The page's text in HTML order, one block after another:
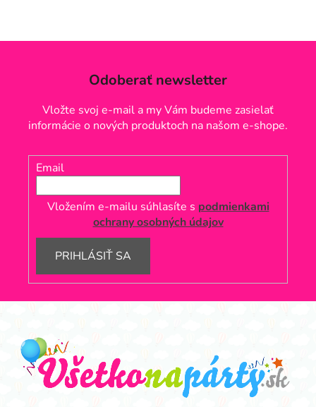
Odoberať newsletter
Vložte svoj e-mail a my Vám budeme zasielať
informácie o nových produktoch na našom e-shope.
Email
Vložením e-mailu súhlasíte s podmienkami
ochrany osobných údajov
PRIHLÁSIŤ SA
Z